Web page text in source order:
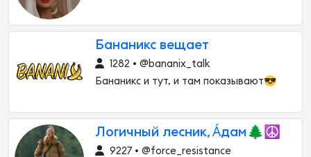
Бананикс вещает
1282 • @bananix_talk
Бананикс и тут, и там показывают😎
Логичный лесник, А́дам🌲☮️
9227 • @force_resistance